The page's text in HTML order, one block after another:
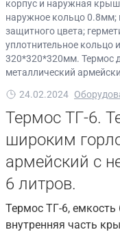
корпус и наружная
наружное кольцо 0.8мм;
защитного цвета;
уплотнительное
320*320*320мм. Термос
металлический
24.02.2024
Термос ТГ-6.
широким
армейский с
6 литров.
Термос ТГ-6, емкость
внутренняя часть